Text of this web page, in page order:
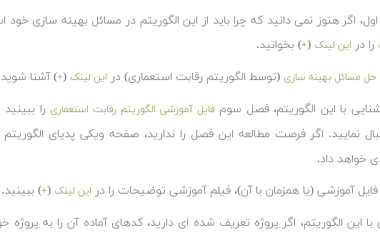
اگر هنوز نمی دانید که چرا باید از این الگوریتم در مسائل بهینه سازی خود
را در این لینک (
+) بخوانید.
حل مسائل بهینه سازی (توسط الگوریتم رقابت استعماری) در این لینک (
+) آشنا
با این الگوریتم، فصل سوم فایل آموزشی الگوریتم رقابت استعماری را
نمایید. اگر فرصت مطالعه این فصل را ندارید، صفحه ویکی پدیای الگوریتم
خواهد داد.
فایل آموزشی (یا همزمان با آن)، فیلم آموزشی توضیحات را در این لینک (
+) ببینید.
با این الگوریتم، اگر پروژه تعریف شده ای دارید، کدهای آماده آن را به پروژه